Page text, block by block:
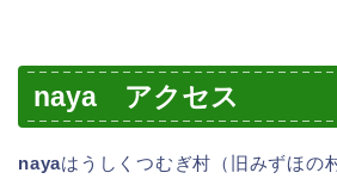
naya アクセス
nayaはうしくつむぎ村（旧みずほの